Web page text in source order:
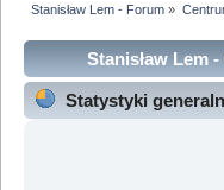
Stanisław Lem - Forum »
Stanisław Lem
Statystyki